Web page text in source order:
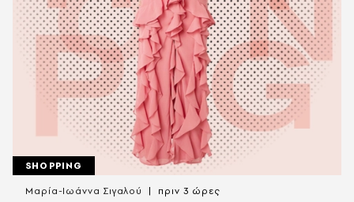
SHOPPING
Μαρία-Ιωάννα Σιγαλού πριν 3 ώρες